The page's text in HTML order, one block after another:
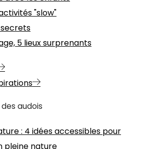
"slow"
5 lieux surprenants
audois
: 4 idées accessibles pour
pleine nature